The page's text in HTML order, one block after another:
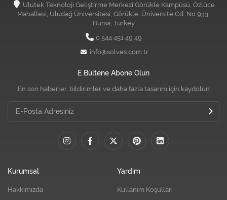
Ulutek Teknoloji Geliştirme Merkezi Görükle Kampüsü, Özlüce
Mahallesi, Uludağ Üniversitesi, Görükle, Üniversite Cd. No:933,
Bursa, Turkey
0 544 451 49 49
info@solves.com.tr
E Bültene Abone Olun
En son haberler, bildirimler ve daha fazla tasarım için kaydolun
Kurumsal
Hakkımızda
Yardım
Kullanım Koşulları